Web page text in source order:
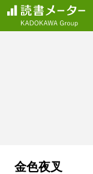
金色夜叉